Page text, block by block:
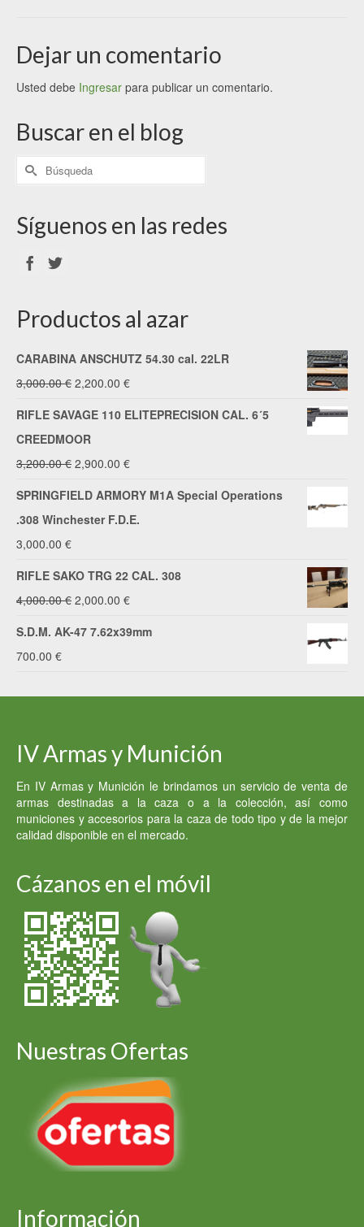
Dejar un comentario
Usted debe Ingresar para publicar un comentario.
Buscar en el blog
Síguenos en las redes
Productos al azar
CARABINA ANSCHUTZ 54.30 cal. 22LR
3,000.00€ El
precio
original
2,200.00 €El
precio
RIFLE SAVAGE 110 ELITEPRECISION CAL. 6´5
CREEDMOOR
3,200.00€ El
precio
original
2,900.00 €El
precio
actual
SPRINGFIELD ARMORY M1A Special Operations
.308 Winchester F.D.E.
3,000.00 €
RIFLE SAKO TRG 22 CAL. 308
4,000.00€ El
4,000.00 €.
2,000.00 €El
2,000.00 €.
S.D.M. AK-47 7.62x39mm
700.00 €
IV Armas y Munición
En IV Armas y Munición le brindamos un servicio de venta de
armas destinadas a la caza o a la colección, así como
municiones y accesorios para la caza de todo tipo y de la mejor
calidad disponible en el mercado.
Cázanos en el móvil
Nuestras Ofertas
Información